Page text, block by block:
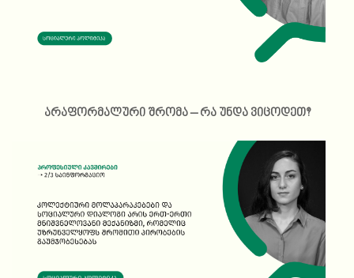
არაფორმალური შრომა – რა უნდა ვიცოდეთ?